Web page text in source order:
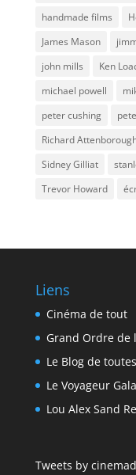
handmade films
James Mason
john mills
Ken
michael powell
peter cushing
Richard
Sidney Gilliat
Trevor Howard
Liens
Cinéma de tout
Grand Ordre de
Le Blog de
Le Voyageur
Lou Alex Sand
Tweets by